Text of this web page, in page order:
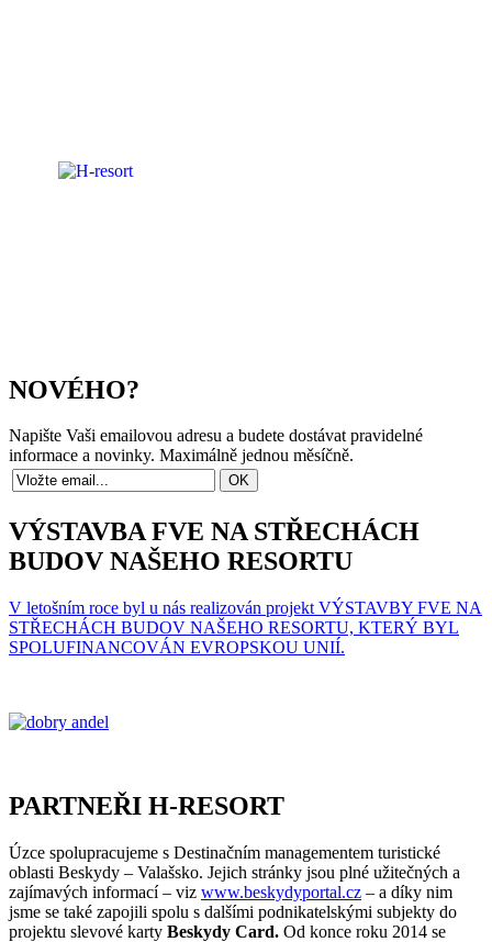
NOVÉHO?
Napište Vaši emailovou adresu a budete dostávat pravidelné
informace a novinky. Maximálně jednou měsíčně.
VÝSTAVBA FVE NA STŘECHÁCH
BUDOV NAŠEHO RESORTU
V letošním roce byl u nás realizován projekt VÝSTAVBY FVE NA
STŘECHÁCH BUDOV NAŠEHO RESORTU, KTERÝ BYL
SPOLUFINANCOVÁN EVROPSKOU UNIÍ.
PARTNEŘI H-RESORT
Úzce spolupracujeme s Destinačním managementem turistické
oblasti Beskydy – Valašsko. Jejich stránky jsou plné užitečných a
zajímavých informací – viz www.beskydyportal.cz – a díky nim
jsme se také zapojili spolu s dalšími podnikatelskými subjekty do
projektu slevové karty Beskydy Card. Od konce roku 2014 se